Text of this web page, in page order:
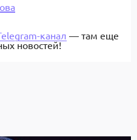
канал — там еще
новостей!